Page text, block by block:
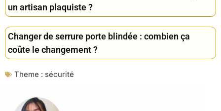
un artisan plaquiste ?
Changer de serrure porte blindée : combien ça
coûte le changement ?
Theme : sécurité